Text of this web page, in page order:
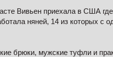
Вивьен приехала в США
няней, 14 из которых с
брюки, мужские туфли и